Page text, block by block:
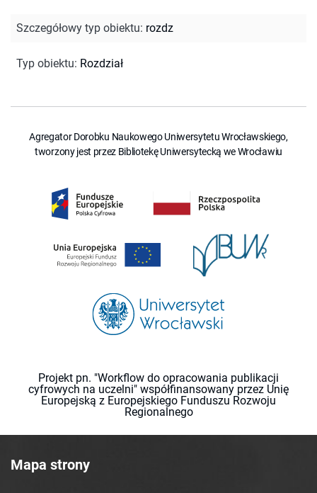
Szczegółowy typ obiektu: rozdz
Typ obiektu: Rozdział
Agregator Dorobku Naukowego Uniwersytetu Wrocławskiego,
tworzony jest przez Bibliotekę Uniwersytecką we Wrocławiu
Projekt pn. "Workflow do opracowania publikacji
cyfrowych na uczelni" współfinansowany przez Unię
Europejską z Europejskiego Funduszu Rozwoju
Regionalnego
Mapa strony